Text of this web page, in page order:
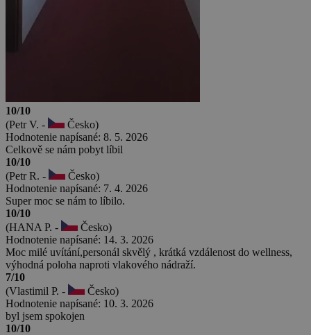
10/10
(Petr V. -
Česko)
Hodnotenie napísané: 8. 5. 2026
Celkově se nám pobyt líbil
10/10
(Petr R. -
Česko)
Hodnotenie napísané: 7. 4. 2026
Super moc se nám to líbilo.
10/10
(HANA P. -
Česko)
Hodnotenie napísané: 14. 3. 2026
Moc milé uvítání,personál skvělý , krátká vzdálenost do wellness,
výhodná poloha naproti vlakového nádraží.
7/10
(Vlastimil P. -
Česko)
Hodnotenie napísané: 10. 3. 2026
byl jsem spokojen
10/10